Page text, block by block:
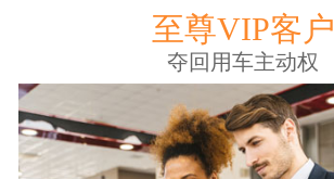
至尊VIP客户
夺回用车主动权